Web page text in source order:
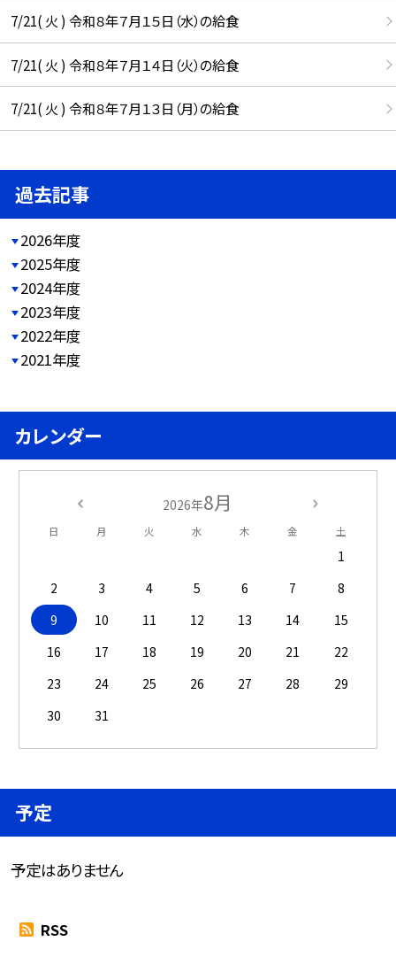
7/21( 火 ) 令和８年７月１５日（水）の給食
7/21( 火 ) 令和８年７月１４日（火）の給食
7/21( 火 ) 令和８年７月１３日（月）の給食
過去記事
2026年度
2025年度
2024年度
2023年度
2022年度
2021年度
カレンダー
2026年8月
日 月 火 水 木 金 土
1
2
3 4 5 6 7
8
9
10 11 12 13 14
15
16
17 18 19 20 21
22
23
24 25 26 27 28
29
30
31
予定
予定はありません
RSS